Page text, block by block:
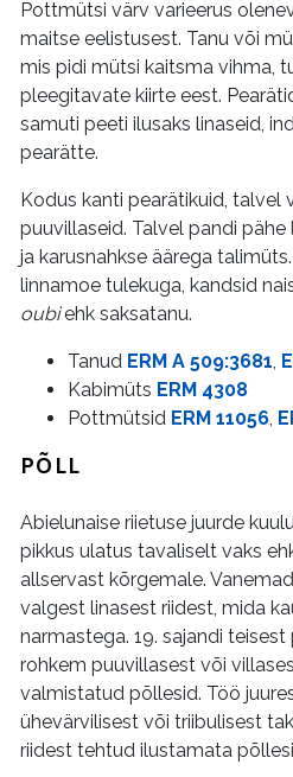
Pottmütsi värv varieerus
maitse eelistusest. Tanu või
mis pidi mütsi kaitsma vihma,
pleegitavate kiirte eest.
samuti peeti ilusaks linaseid,
pearätte.
Kodus kanti pearätikuid, talvel
puuvillaseid. Talvel pandi
ja karusnahkse äärega
linnamoe tulekuga, kandsid
oubiehk saksatanu.
Tanud ERM A 509:3681,
Kabimüts ERM 4308
Pottmütsid ERM 11056,
PÕLL
Abielunaise riietuse juurde
pikkus ulatus tavaliselt vaks
allservast kõrgemale.
valgest linasest riidest, mida
narmastega. 19. sajandi
rohkem puuvillasest või
valmistatud põllesid. Töö
ühevärvilisest või triibulisest
riidest tehtud ilustamata